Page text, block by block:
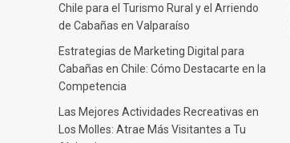
Chile para el Turismo Rural y el Arriendo
de Cabañas en Valparaíso
Estrategias de Marketing Digital para
Cabañas en Chile: Cómo Destacarte en la
Competencia
Las Mejores Actividades Recreativas en
Los Molles: Atrae Más Visitantes a Tu